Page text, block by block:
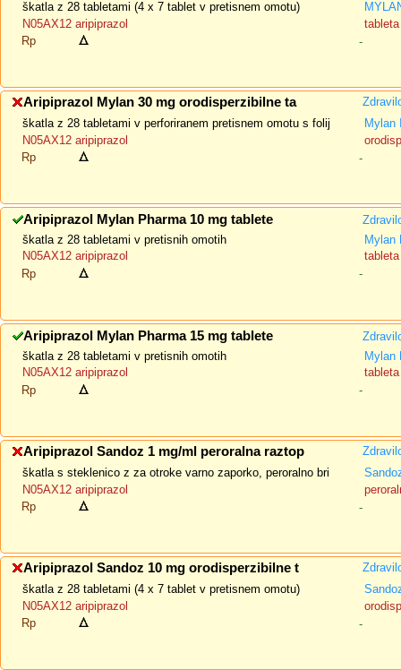
škatla z 28 tabletami (4 x 7 tablet v pretisnem omotu)
N05AX12 aripiprazol
tableta
Rp
-
Aripiprazol Mylan 30 mg orodisperzibilne ta
škatla z 28 tabletami v perforiranem pretisnem omotu s folij
Mylan
N05AX12 aripiprazol
Rp
-
Aripiprazol Mylan Pharma 10 mg tablete
škatla z 28 tabletami v pretisnih omotih
Mylan
N05AX12 aripiprazol
tableta
Rp
-
Aripiprazol Mylan Pharma 15 mg tablete
škatla z 28 tabletami v pretisnih omotih
Mylan
N05AX12 aripiprazol
tableta
Rp
-
Aripiprazol Sandoz 1 mg/ml peroralna raztop
škatla s steklenico z za otroke varno zaporko, peroralno bri
N05AX12 aripiprazol
Rp
-
Aripiprazol Sandoz 10 mg orodisperzibilne t
škatla z 28 tabletami (4 x 7 tablet v pretisnem omotu)
N05AX12 aripiprazol
Rp
-